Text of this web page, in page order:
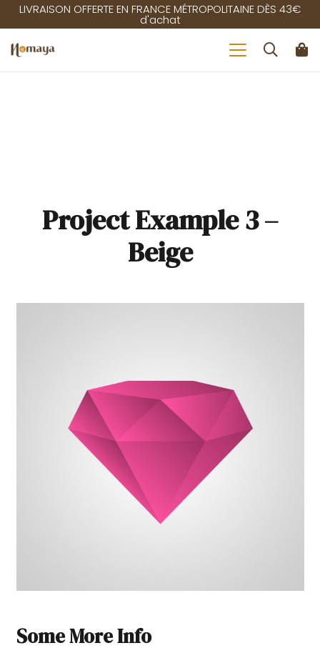
LIVRAISON OFFERTE EN FRANCE MÉTROPOLITAINE DÈS 43€
d'achat
Project Example 3 –
Beige
Some More Info